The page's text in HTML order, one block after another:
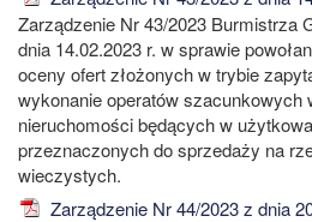
Zarządzenie Nr 43/2023 Burmistrza
dnia 14.02.2023 r. w sprawie
oceny ofert złożonych w trybie
wykonanie operatów szacunkowych
nieruchomości będących w
przeznaczonych do sprzedaży na
wieczystych.
Zarządzenie Nr 44/2023 z dnia